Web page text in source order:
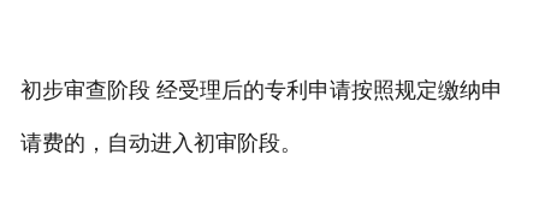
初步审查阶段 经受理后的专利申请按照规定缴纳申
请费的，自动进入初审阶段。